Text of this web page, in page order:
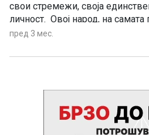
свои стремежи, своја
личност. Овој народ, на
развил и опстојувал… се
писател Анри Барбис во
федерација“ на 1 ноември
нагласил дека македонското
пред 3 мес.